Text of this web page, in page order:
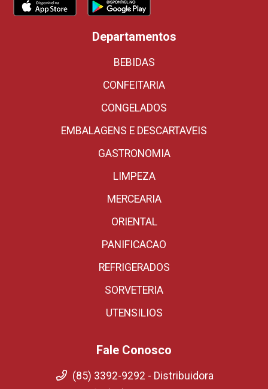
Departamentos
BEBIDAS
CONFEITARIA
CONGELADOS
EMBALAGENS E DESCARTAVEIS
GASTRONOMIA
LIMPEZA
MERCEARIA
ORIENTAL
PANIFICACAO
REFRIGERADOS
SORVETERIA
UTENSILIOS
Fale Conosco
(85) 3392-9292 - Distribuidora